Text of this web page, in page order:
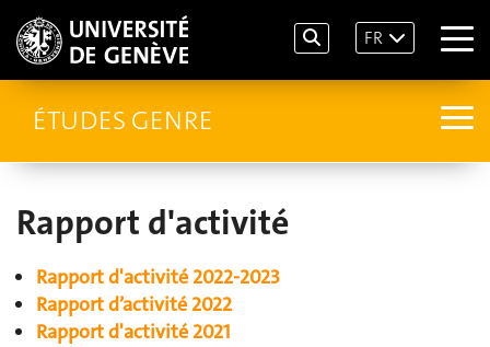
FR
ÉTUDES GENRE
Rapport d'activité
Rapport d'activité 2022-2023
Rapport d’activité 2022
Rapport d'activité 2021